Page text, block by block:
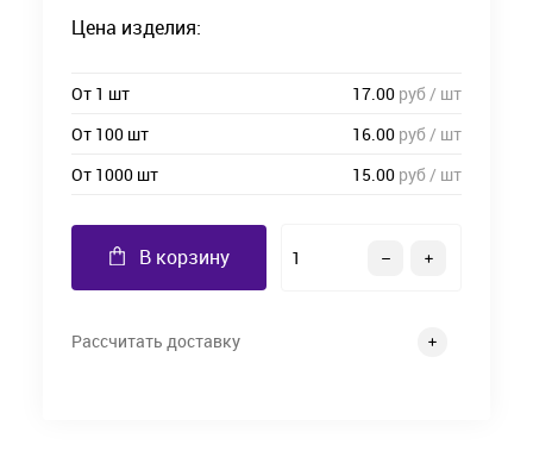
Цена изделия:
От 1 шт 17.00 руб / шт
От 100 шт
16.00 руб / шт
От 1000 шт
15.00 руб / шт
В корзину
Рассчитать доставку